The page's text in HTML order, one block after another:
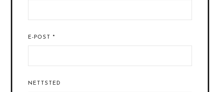
E-POST *
NETTSTED